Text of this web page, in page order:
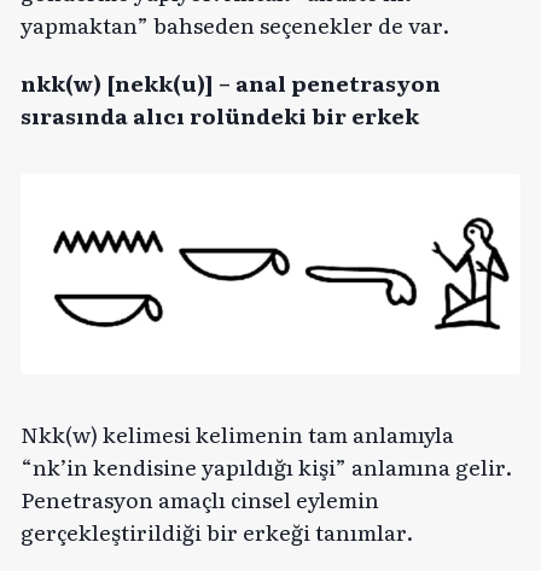
yapmaktan” bahseden seçenekler de var.
nkk(w) [nekk(u)] – anal penetrasyon
sırasında alıcı rolündeki bir erkek
Nkk(w) kelimesi kelimenin tam anlamıyla
“nk’in kendisine yapıldığı kişi” anlamına gelir.
Penetrasyon amaçlı cinsel eylemin
gerçekleştirildiği bir erkeği tanımlar.